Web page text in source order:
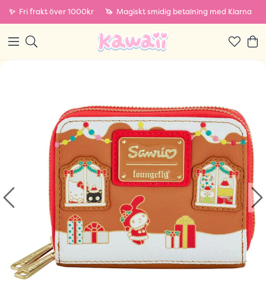
✨ Fri frakt över 1000kr 🦄 Magiskt smidig betalning med Klarna